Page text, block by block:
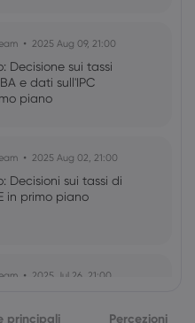
2025 Aug 09, 21:00
Decisione sui tassi
e dati sull'IPC
piano
2025 Aug 02, 21:00
Decisioni sui tassi di
in primo piano
2025 Jul 26, 21:00
Fed, BoC e BoJ in
principali Percezioni